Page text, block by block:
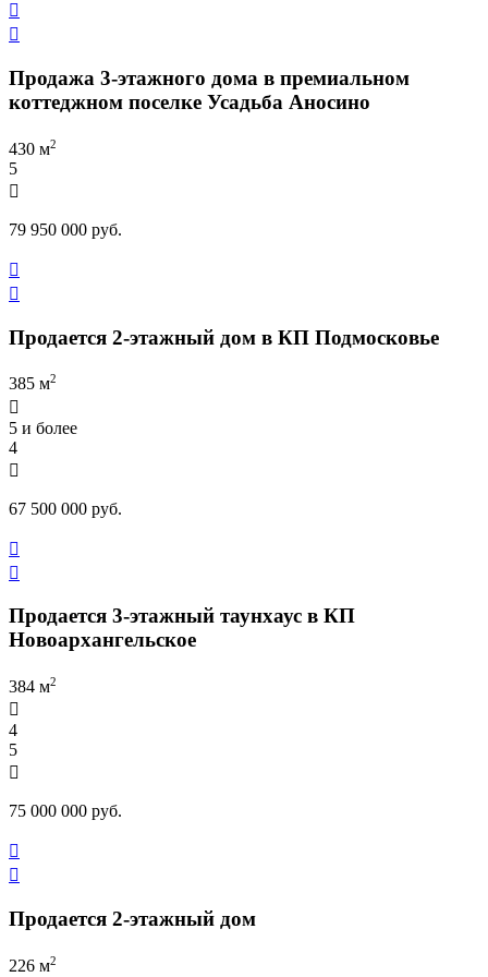


Продажа 3-этажного дома в премиальном
коттеджном поселке Усадьба Аносино
430 м2
5

79 950 000 руб.


Продается 2-этажный дом в КП Подмосковье
385 м2

5 и более
4

67 500 000 руб.


Продается 3-этажный таунхаус в КП
Новоархангельское
384 м2

4
5

75 000 000 руб.


Продается 2-этажный дом
226 м2